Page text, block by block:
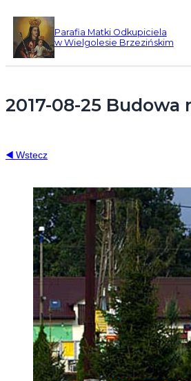
treści
Parafia Matki Odkupiciela
w Wielgolesie Brzezińskim
2017-08-25 Budowa
Wstecz